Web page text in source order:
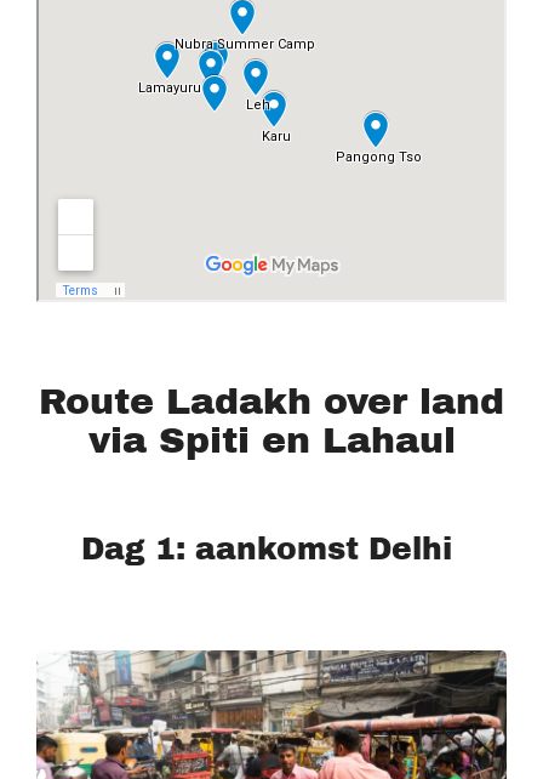
Route Ladakh over land
via Spiti en Lahaul
Dag 1: aankomst Delhi